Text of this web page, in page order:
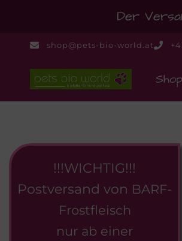
Der
shop@pets-bio-world.at
Shop
!!!WICHTIG!!!
Postversand von BARF-
Frostfleisch
nur ab einer